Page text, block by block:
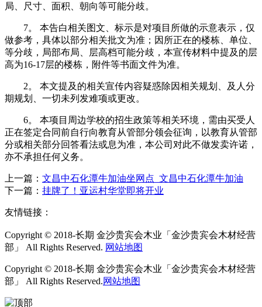
局、尺寸、面积、朝向等可能分歧。
7。 本告白相关图文、标示是对项目所做的示意表示，仅
做参考，具体以部分相关批文为准；因所正在的楼栋、单位、
等分歧，局部布局、层高档可能分歧，本宣传材料中提及的层
高为16-17层的楼栋，附件等书面文件为准。
2。 本文提及的相关宣传内容疑惑除因相关规划、及人分
期规划、一切未列发难项或更改。
6。 本项目周边学校的招生政策等相关环境，需由买受人
正在签定合同前自行向教育从管部分领会征询，以教育从管部
分或相关部分回答看法或息为准，本公司对此不做发卖许诺，
亦不承担任何义务。
上一篇： 文昌中石化潭牛加油坐网点_文昌中石化潭牛加油
下一篇： 挂牌了！亚运村华堂即将开业
友情链接：
Copyright © 2018-长期 金沙贵宾会木业「金沙贵宾会木材经营
部」 All Rights Reserved. 网站地图
Copyright © 2018-长期 金沙贵宾会木业「金沙贵宾会木材经营
部」 All Rights Reserved.网站地图